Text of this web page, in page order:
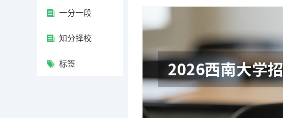
一分一段
知分择校
标签